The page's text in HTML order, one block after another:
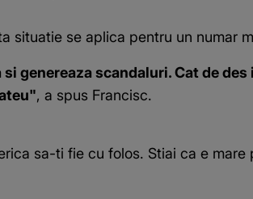
situatie se aplica pentru un numar
genereaza scandaluri. Cat de
, a spus Francisc.
sa-ti fie cu folos. Stiai ca e